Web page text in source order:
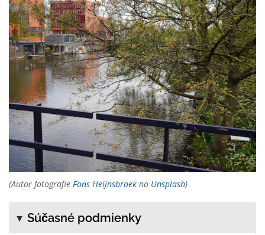
(Autor fotografie Fons Heijnsbroek na Unsplash)
Súčasné podmienky